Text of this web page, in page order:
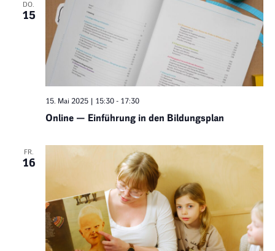
DO.
15
15. Mai 2025 | 15:30- 17:30
Online — Einführung in den Bildungsplan
FR.
16